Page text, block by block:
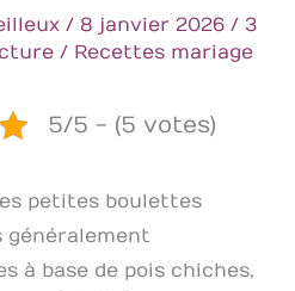
/ 8 janvier 2026 / 3
/ Recettes mariage
5/5 - (5 votes)
petites boulettes
à base de pois chiches,